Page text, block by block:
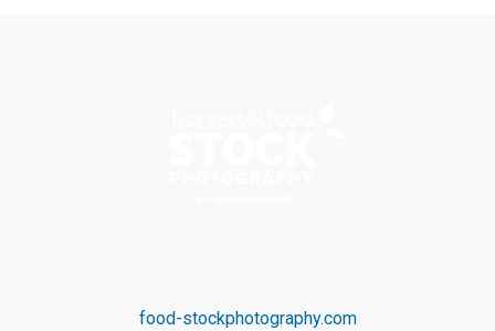
food-stockphotography.com